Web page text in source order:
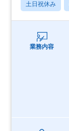
土日祝休み
業務内容